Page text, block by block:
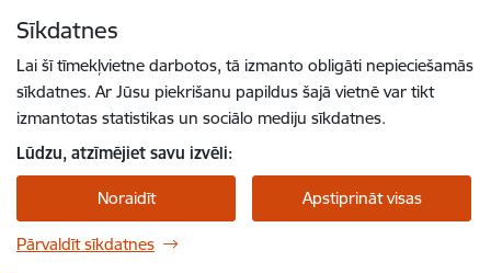
Sīkdatnes
Lai šī tīmekļvietne darbotos, tā izmanto obligāti nepieciešamās
sīkdatnes. Ar Jūsu piekrišanu papildus šajā vietnē var tikt
izmantotas statistikas un sociālo mediju sīkdatnes.
Lūdzu, atzīmējiet savu izvēli:
Noraidīt Apstiprināt visas
Pārvaldīt sīkdatnes